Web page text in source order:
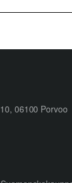
06100 Porvoo